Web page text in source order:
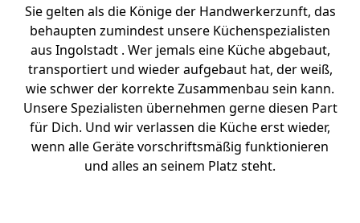
Sie gelten als die Könige der Handwerkerzunft, das
behaupten zumindest unsere Küchenspezialisten
aus Ingolstadt . Wer jemals eine Küche abgebaut,
transportiert und wieder aufgebaut hat, der weiß,
wie schwer der korrekte Zusammenbau sein kann.
Unsere Spezialisten übernehmen gerne diesen Part
für Dich. Und wir verlassen die Küche erst wieder,
wenn alle Geräte vorschriftsmäßig funktionieren
und alles an seinem Platz steht.